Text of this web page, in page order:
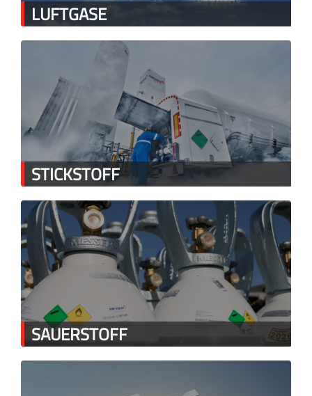
LUFTGASE
STICKSTOFF
SAUERSTOFF